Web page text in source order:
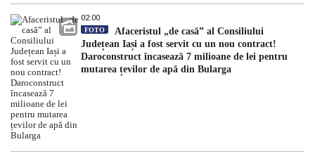
02:00
FOTO
Afaceristul „de casă” al Consiliului
Județean Iași a fost servit cu un nou contract!
Daroconstruct încasează 7 milioane de lei pentru
mutarea țevilor de apă din Bularga